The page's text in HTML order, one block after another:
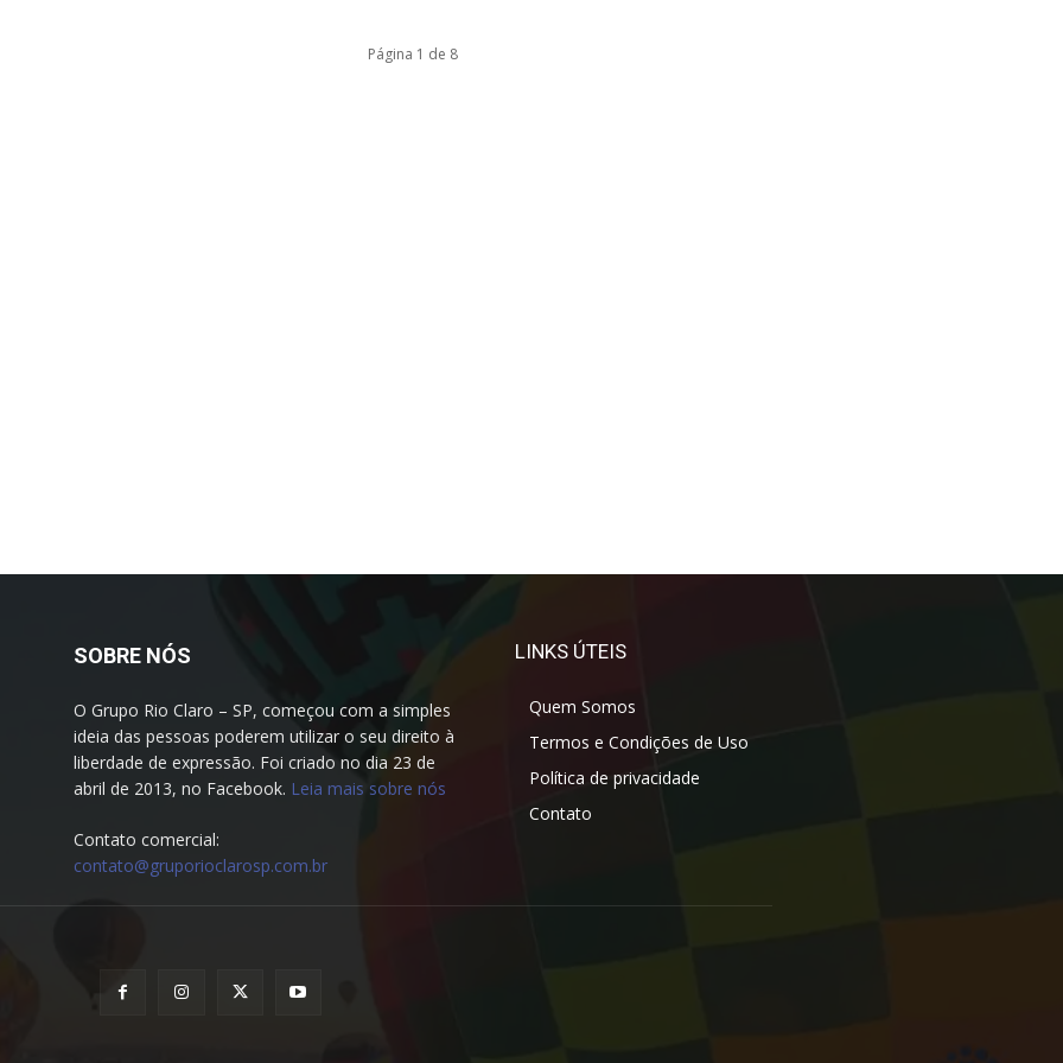
Página 1 de 8
SOBRE NÓS
O Grupo Rio Claro – SP, começou com a simples
ideia das pessoas poderem utilizar o seu direito à
liberdade de expressão. Foi criado no dia 23 de
abril de 2013, no Facebook. Leia mais sobre nós
Contato comercial:
contato@gruporioclarosp.com.br
LINKS ÚTEIS
Quem Somos
Termos e Condições de Uso
Política de privacidade
Contato